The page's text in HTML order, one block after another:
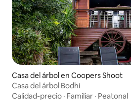
Casa del árbol en Coopers Shoot
Casa del árbol Bodhi
Calidad-precio · Familiar · Peatonal